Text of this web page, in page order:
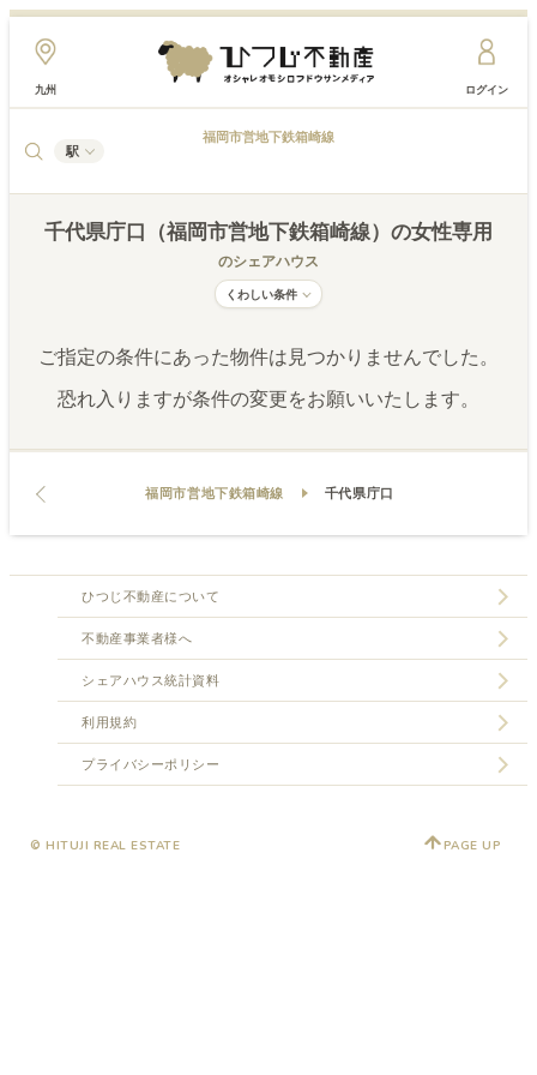
九州 ログイン
駅
福岡市営地下鉄箱崎線
千代県庁口（福岡市営地下鉄箱崎線） の女性専用
のシェアハウス
くわしい条件
ご指定の条件にあった物件は見つかりませんでした。
恐れ入りますが条件の変更をお願いいたします。
福岡市営地下鉄箱崎線 千代県庁口
ひつじ不動産について
不動産事業者様へ
シェアハウス統計資料
利用規約
プライバシーポリシー
© HITUJI REAL ESTATE PAGE UP